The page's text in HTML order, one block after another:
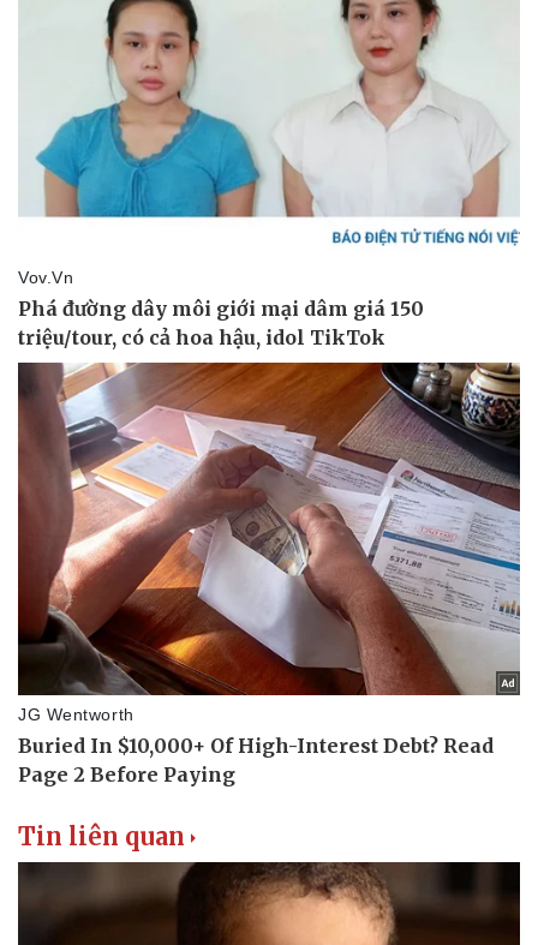
Thể thao
Bóng đá
Lịch thi đấu bóng đá
Thế giới thể thao
eSports
Hậu trường
Ô tô - Xe máy
Ô tô
Xe máy
Tư vấn
Tin liên quan